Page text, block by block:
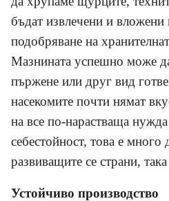
бъдат извлечени и вложени
подобряване на
Мазнината успешно може
пържене или друг вид
насекомите почти нямат
на все по-нарастваща
себестойност, това е много
развиващите се страни,
Устойчиво производство